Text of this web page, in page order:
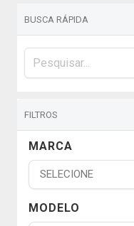
BUSCA RÁPIDA
FILTROS
MARCA
MODELO